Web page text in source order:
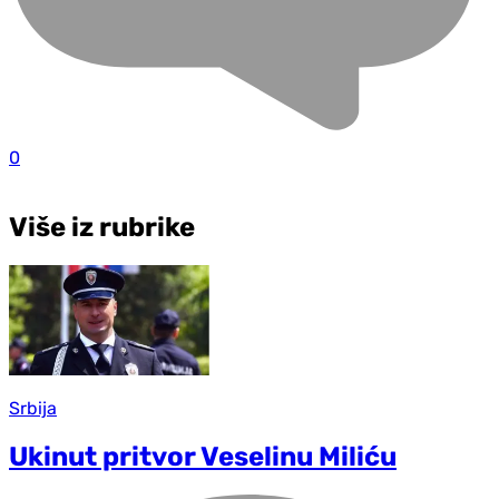
0
Više iz rubrike
Srbija
Ukinut pritvor Veselinu Miliću